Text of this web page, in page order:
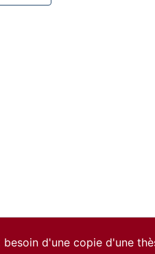
besoin d'une copie d'une